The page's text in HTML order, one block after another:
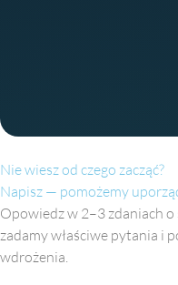
Nie wiesz od czego zacząć?
Napisz — pomożemy
Opowiedz w 2–3 zdaniach
zadamy właściwe pytania i
wdrożenia.